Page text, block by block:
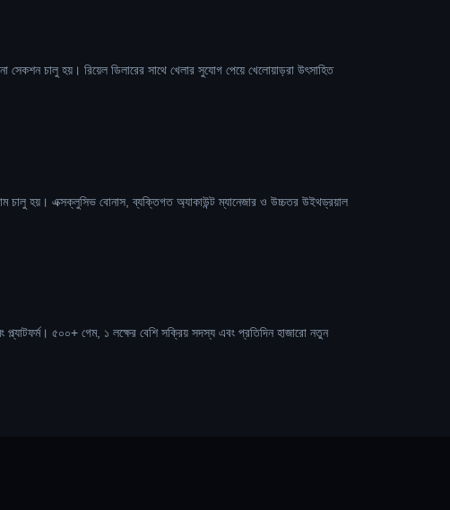
সেকশন চালু হয়। রিয়েল ডিলারের সাথে খেলার সুযোগ পেয়ে খেলোয়াড়রা উৎসাহিত
চালু হয়। এক্সক্লুসিভ বোনাস, ব্যক্তিগত অ্যাকাউন্ট ম্যানেজার ও উচ্চতর উইথড্রয়াল
৫০০+ গেম, ১ লক্ষের বেশি সক্রিয় সদস্য এবং প্রতিদিন হাজারো নতুন